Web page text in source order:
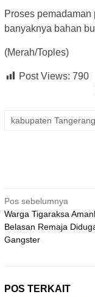
Proses
banyaknya bahan
(Merah/Toples)
Post Views: 790
kabupaten Tangerang
Navigasi
pos
Pos sebelumnya
Warga Tigaraksa
Belasan Remaja
Gangster
POS TERKAIT